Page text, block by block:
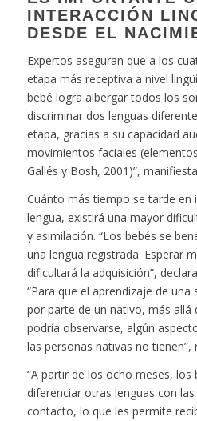
INTERACCIÓN
DESDE EL
Expertos aseguran que a los
etapa más receptiva a nivel
bebé logra albergar todos los
discriminar dos lenguas
etapa, gracias a su capacidad
movimientos faciales
Gallés y Bosh, 2001 )”,
Cuánto más tiempo se tarde en
lengua, existirá una mayor
y asimilación. “Los bebés se
una lengua registrada. Esperar
dificultará la adquisición”,
“Para que el aprendizaje de una
por parte de un nativo, más allá
podría observarse, algún
las personas nativas no tienen”,
“A partir de los ocho meses, los
diferenciar otras lenguas con
contacto, lo que les permite